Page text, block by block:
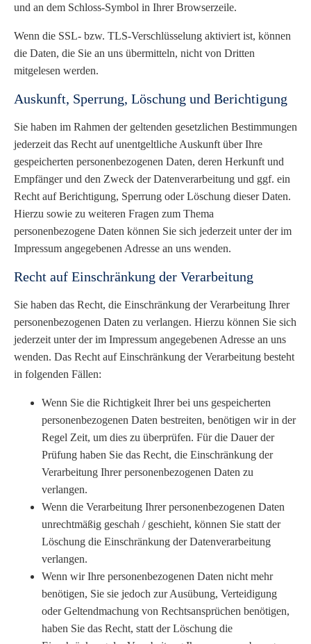
und an dem Schloss-Symbol in Ihrer Browserzeile.
Wenn die SSL- bzw. TLS-Verschlüsselung aktiviert ist, können
die Daten, die Sie an uns übermitteln, nicht von Dritten
mitgelesen werden.
Auskunft, Sperrung, Löschung und Berichtigung
Sie haben im Rahmen der geltenden gesetzlichen Bestimmungen
jederzeit das Recht auf unentgeltliche Auskunft über Ihre
gespeicherten personenbezogenen Daten, deren Herkunft und
Empfänger und den Zweck der Datenverarbeitung und ggf. ein
Recht auf Berichtigung, Sperrung oder Löschung dieser Daten.
Hierzu sowie zu weiteren Fragen zum Thema
personenbezogene Daten können Sie sich jederzeit unter der im
Impressum angegebenen Adresse an uns wenden.
Recht auf Einschränkung der Verarbeitung
Sie haben das Recht, die Einschränkung der Verarbeitung Ihrer
personenbezogenen Daten zu verlangen. Hierzu können Sie sich
jederzeit unter der im Impressum angegebenen Adresse an uns
wenden. Das Recht auf Einschränkung der Verarbeitung besteht
in folgenden Fällen:
Wenn Sie die Richtigkeit Ihrer bei uns gespeicherten
personenbezogenen Daten bestreiten, benötigen wir in der
Regel Zeit, um dies zu überprüfen. Für die Dauer der
Prüfung haben Sie das Recht, die Einschränkung der
Verarbeitung Ihrer personenbezogenen Daten zu
verlangen.
Wenn die Verarbeitung Ihrer personenbezogenen Daten
unrechtmäßig geschah / geschieht, können Sie statt der
Löschung die Einschränkung der Datenverarbeitung
verlangen.
Wenn wir Ihre personenbezogenen Daten nicht mehr
benötigen, Sie sie jedoch zur Ausübung, Verteidigung
oder Geltendmachung von Rechtsansprüchen benötigen,
haben Sie das Recht, statt der Löschung die